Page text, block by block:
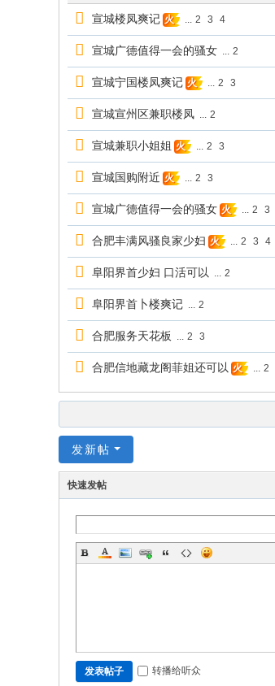
宣城楼凤爽记 火 ... 2 3 4
宣城广德值得一会的骚女 ... 2
宣城宁国楼凤爽记 火 ... 2 3
宣城宣州区兼职楼凤 ... 2
宣城兼职小姐姐 火 ... 2 3
宣城国购附近 火 ... 2 3
宣城广德值得一会的骚女 火 ... 2 3
合肥丰满风骚良家少妇 火 ... 2 3 4
阜阳界首少妇 口活可以 ... 2
阜阳界首卜楼爽记 ... 2
合肥服务天花板 ... 2 3
合肥信地藏龙阁菲姐还可以 火 ... 2
发新帖
快速发帖
发表帖子 转播给听众